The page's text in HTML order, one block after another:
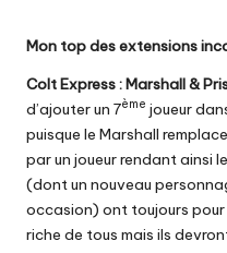
Mon top des extensions
Colt Express : Marshall &
d’ajouter un 7ème joueur
puisque le Marshall
par un joueur rendant ainsi
(dont un nouveau
occasion) ont toujours
riche de tous mais ils